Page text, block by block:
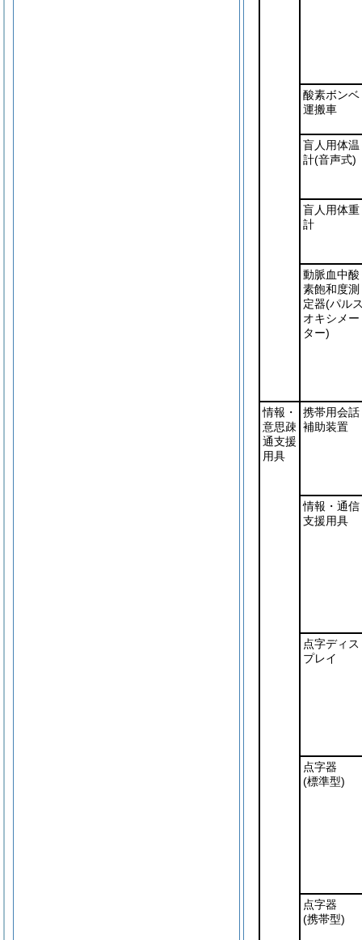
酸素ボンベ
運搬車
盲人用体温
計(音声式)
盲人用体重
計
動脈血中酸
素飽和度測
定器(パル
オキシメー
ター)
情報・
意思疎
通支援
用具
携帯用会話
補助装置
情報・通信
支援用具
点字ディス
プレイ
点字器
(標準型)
点字器
(携帯型)